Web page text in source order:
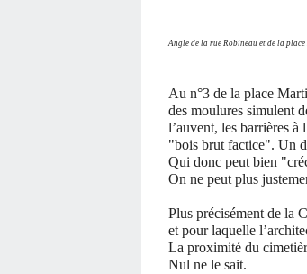
Angle de la rue Robineau et de la
Au n°3 de la place
des moulures simulent
l’auvent, les barrières à
"bois brut factice". Un
Qui donc peut bien
On ne peut plus
Plus précisément de la
et pour laquelle
La proximité du
Nul ne le sait.